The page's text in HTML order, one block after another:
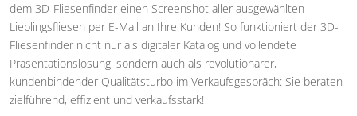
dem 3D-Fliesenfinder einen Screenshot aller ausgewählten
Lieblingsfliesen per E-Mail an Ihre Kunden! So funktioniert der 3D-
Fliesenfinder nicht nur als digitaler Katalog und vollendete
Präsentationslösung, sondern auch als revolutionärer,
kundenbindender Qualitätsturbo im Verkaufsgespräch: Sie beraten
zielführend, effizient und verkaufsstark!